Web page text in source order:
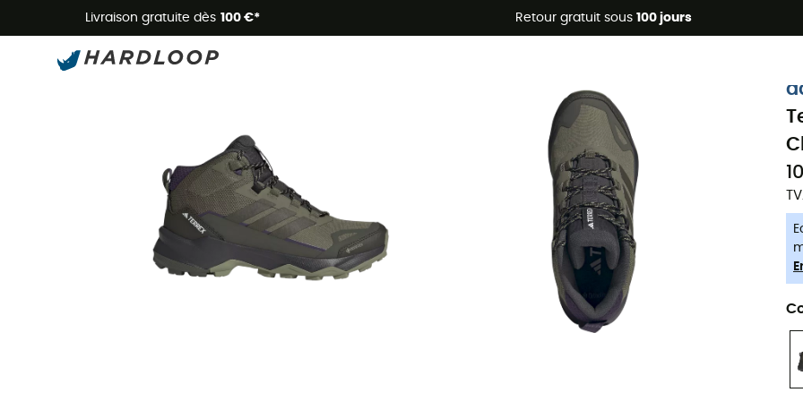
Livraison gratuite dès 100 €* Retour gratuit sous 100 jours
Promos d'été 🔥 -5 % EXTRA dès 2 produits* code Summer5